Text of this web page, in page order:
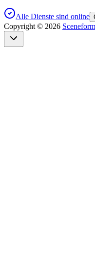
Alle Dienste sind online
Copyright © 2026 Sceneform